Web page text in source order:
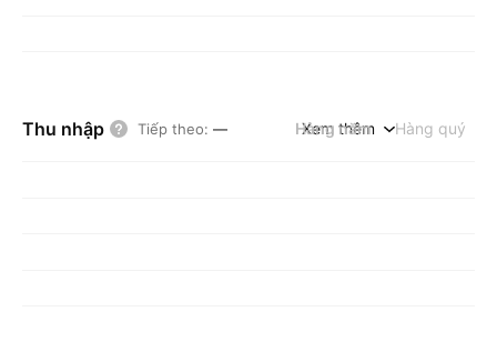
Thu nhập Tiếp theo: — Hàng năm Hàng quý
Xem thêm